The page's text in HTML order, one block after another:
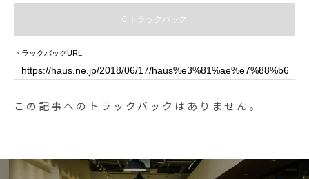
matsue #hausmatsue #松江カフェ
#島根カフェ #松江旅行#島根旅行#
0 トラックバック
トラックバックURL
この記事へのトラックバックはありません。